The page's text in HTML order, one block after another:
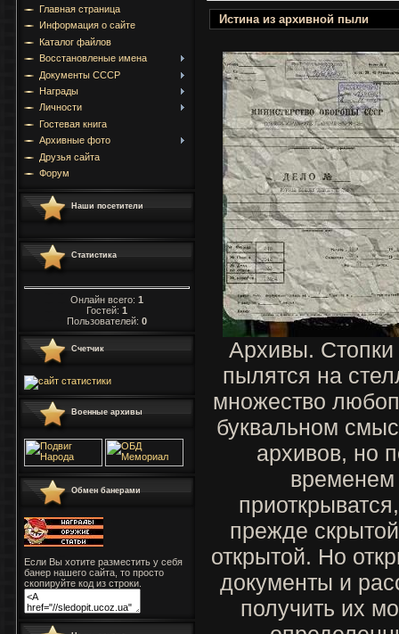
Главная страница
Информация о сайте
Каталог файлов
Восстановленые имена
Документы СССР
Награды
Личности
Гостевая книга
Архивные фото
Друзья сайта
Форум
Наши посетители
Статистика
Онлайн всего: 1
Гостей: 1
Пользователей: 0
Счетчик
Военные архивы
Обмен банерами
Если Вы хотите разместить у себя
банер нашего сайта, то просто
скопируйте код из строки.
Истина из архивной пыли
Архивы.
пылятся на
множество
буквальном
архивов, но
прежде
открытой. Но
документы и
получить их